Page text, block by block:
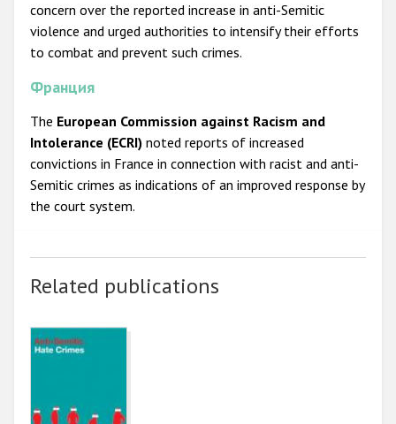
concern over the reported increase in anti-Semitic
violence and urged authorities to intensify their efforts
to combat and prevent such crimes.
Франция
The European Commission against Racism and
Intolerance (ECRI) noted reports of increased
convictions in France in connection with racist and anti-
Semitic crimes as indications of an improved response by
the court system.
Related publications